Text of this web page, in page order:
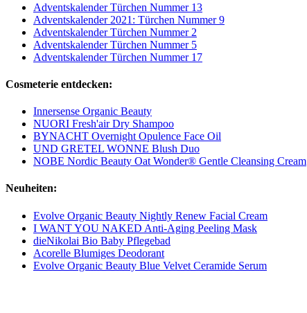
Adventskalender Türchen Nummer 13
Adventskalender 2021: Türchen Nummer 9
Adventskalender Türchen Nummer 2
Adventskalender Türchen Nummer 5
Adventskalender Türchen Nummer 17
Cosmeterie entdecken:
Innersense Organic Beauty
NUORI Fresh'air Dry Shampoo
BYNACHT Overnight Opulence Face Oil
UND GRETEL WONNE Blush Duo
NOBE Nordic Beauty Oat Wonder® Gentle Cleansing Cream
Neuheiten:
Evolve Organic Beauty Nightly Renew Facial Cream
I WANT YOU NAKED Anti-Aging Peeling Mask
dieNikolai Bio Baby Pflegebad
Acorelle Blumiges Deodorant
Evolve Organic Beauty Blue Velvet Ceramide Serum